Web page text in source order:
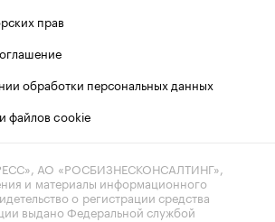
прав
обработки персональных данных
файлов cookie
АО «РОСБИЗНЕСКОНСАЛТИНГ»,
и материалы информационного
о регистрации средства
выдано Федеральной службой